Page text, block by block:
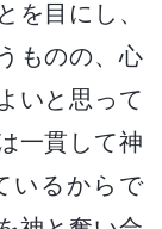
を目にし、
ものの、心
いと思って
一貫して神
いるからで